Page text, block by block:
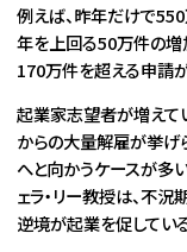
例えば、昨年だけで
年を上回る50万件の増
170万件を超える申請
起業家志望者が増えて
からの大量解雇が挙げ
へと向かうケースが多
ェラ・リー教授は、不
逆境が起業を促してい